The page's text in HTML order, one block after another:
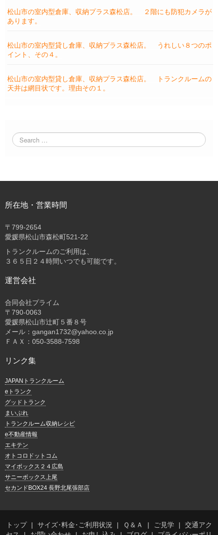
松山市の室内型倉庫、収納プラス森松店。 ２階にも防犯カメラが
あります。
松山市の室内型貸し倉庫、収納プラス森松店。 うれしい８つのポ
イント、その４。
松山市の室内型貸し倉庫、収納プラス森松店。 トランクルームの
天井は網目状です。理由その１。
所在地・営業時間
〒 799-2654
愛媛県松山市森松町521-22
トランクルームのご利用は、
３６５日２４時間いつでも可能です。
運営会社
合同会社プライム
〒 790-0063
愛媛県松山市辻町５番８号
メール：gangan1732@yahoo.co.jp
ＦＡＸ：050-3588-7598
リンク集
JAPANトランクルーム
eトランク
グッドトランク
まいぷれ
トランクルーム収納レシピ
e不動産情報
エキテン
オトコロドットコム
マイボックス２４広島
サニーボックス上尾
セカンドBOX24 長野北尾張部店
トップ サイズ･料金･ご利用状況 Ｑ＆Ａ ご見学
交通アク